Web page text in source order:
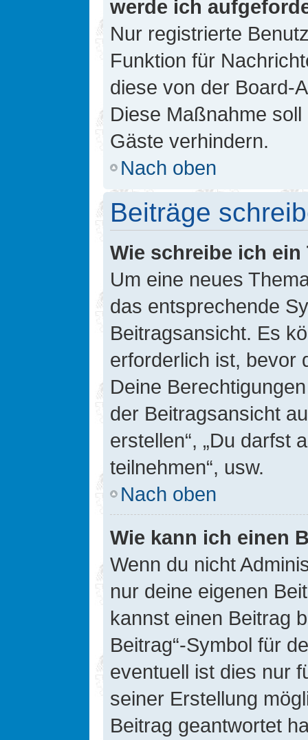
werde ich
Nur registrierte
Funktion für
diese von der Board-
Diese Maßnahme
Gäste verhindern.
Nach oben
Beiträge
Wie schreibe ich ein
Um eine neues
das entsprechende
Beitragsansicht. Es
erforderlich ist, bevor
Deine
der Beitragsansicht
erstellen“, „Du darfst
teilnehmen“, usw.
Nach oben
Wie kann ich einen
Wenn du nicht
nur deine eigenen
kannst einen Beitrag
Beitrag“-Symbol für
eventuell ist dies nur
seiner Erstellung
Beitrag geantwortet